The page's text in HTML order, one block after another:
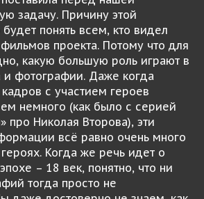
задачу. Причину этой
понять всем, кто видел
проекта. Потому что для
какую большую роль играют в
и фотографии. Даже когда
с участием героев
немного (как было с серией
про Николая Второва), эти
всё равно очень много
Когда же речь идет о
– 18 век, понятно, что ни
тогда просто не